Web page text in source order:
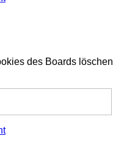
des Boards löschen